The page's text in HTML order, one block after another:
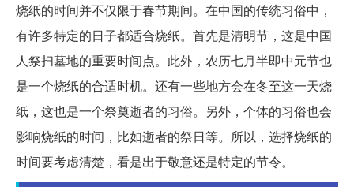
烧纸的时间并不仅限于春节期间。在中国的传统习俗中，
有许多特定的日子都适合烧纸。首先是清明节，这是中国
人祭扫墓地的重要时间点。此外，农历七月半即中元节也
是一个烧纸的合适时机。还有一些地方会在冬至这一天烧
纸，这也是一个祭奠逝者的习俗。另外，个体的习俗也会
影响烧纸的时间，比如逝者的祭日等。所以，选择烧纸的
时间要考虑清楚，看是出于敬意还是特定的节令。